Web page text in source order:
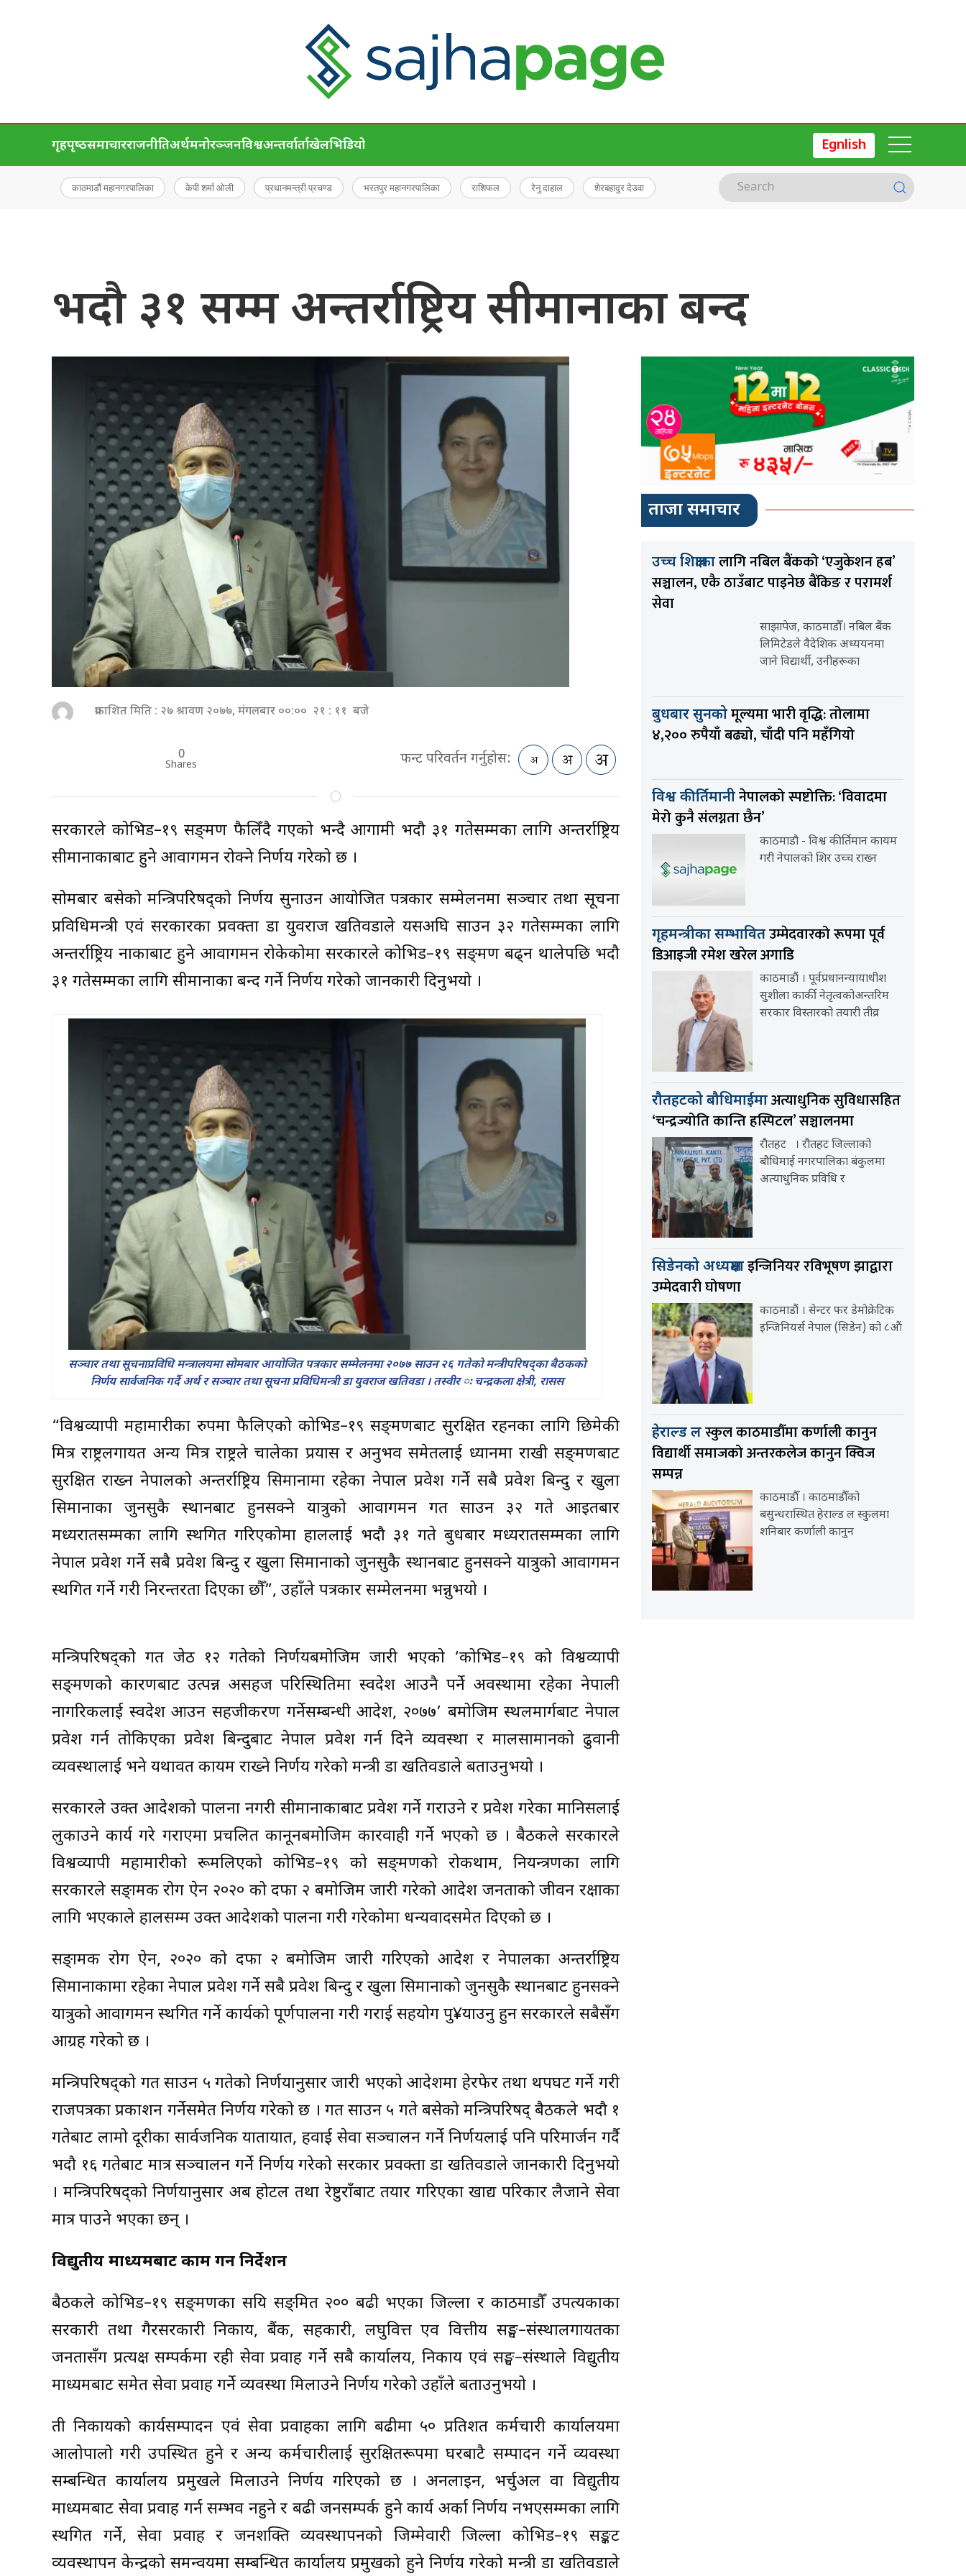
गृहपृष्‍ठसमाचारराजनीतिअर्थमनोरञ्जनविश्वअन्तर्वार्ताखेलभिडियो Egnlish
काठमाडौं महानगरपालिका केपी शर्मा ओली प्रधानमन्त्री प्रचण्ड भरतपुर महानगरपालिका राशिफल रेनु दाहाल शेरबहादुर देउवा
भदौ ३१ सम्म अन्तर्राष्ट्रिय सीमानाका बन्द
प्रकाशित मिति : २७ श्रावण २०७७, मंगलबार ००:०० २१ : ११ बजे
0
Shares फन्ट परिवर्तन गर्नुहोस:
सरकारले कोभिड–१९ सङ्क्रमण फैलिँदै गएको भन्दै आगामी भदौ ३१ गतेसम्मका लागि अन्तर्राष्ट्रिय
सीमानाकाबाट हुने आवागमन रोक्ने निर्णय गरेको छ ।
सोमबार बसेको मन्त्रिपरिषद्को निर्णय सुनाउन आयोजित पत्रकार सम्मेलनमा सञ्चार तथा सूचना
प्रविधिमन्त्री एवं सरकारका प्रवक्ता डा युवराज खतिवडाले यसअघि साउन ३२ गतेसम्मका लागि
अन्तर्राष्ट्रिय नाकाबाट हुने आवागमन रोकेकोमा सरकारले कोभिड–१९ सङ्क्रमण बढ्न थालेपछि भदौ
३१ गतेसम्मका लागि सीमानाका बन्द गर्ने निर्णय गरेको जानकारी दिनुभयो ।
सञ्चार तथा सूचनाप्रविधि मन्त्रालयमा सोमबार आयोजित पत्रकार सम्मेलनमा २०७७ साउन २६ गतेको मन्त्रीपरिषद्का बैठकको
निर्णय सार्वजनिक गर्दै अर्थ र सञ्चार तथा सूचना प्रविधिमन्त्री डा युवराज खतिवडा । तस्वीर ः चन्द्रकला क्षेत्री, रासस
“विश्वव्यापी महामारीका रुपमा फैलिएको कोभिड–१९ सङ्क्रमणबाट सुरक्षित रहनका लागि छिमेकी
मित्र राष्ट्रलगायत अन्य मित्र राष्ट्रले चालेका प्रयास र अनुभव समेतलाई ध्यानमा राखी सङ्क्रमणबाट
सुरक्षित राख्न नेपालको अन्तर्राष्ट्रिय सिमानामा रहेका नेपाल प्रवेश गर्ने सबै प्रवेश बिन्दु र खुला
सिमानाका जुनसुकै स्थानबाट हुनसक्ने यात्रुको आवागमन गत साउन ३२ गते आइतबार
मध्यरातसम्मका लागि स्थगित गरिएकोमा हाललाई भदौ ३१ गते बुधबार मध्यरातसम्मका लागि
नेपाल प्रवेश गर्ने सबै प्रवेश बिन्दु र खुला सिमानाको जुनसुकै स्थानबाट हुनसक्ने यात्रुको आवागमन
स्थगित गर्ने गरी निरन्तरता दिएका छौँ”, उहाँले पत्रकार सम्मेलनमा भन्नुभयो ।
मन्त्रिपरिषद्को गत जेठ १२ गतेको निर्णयबमोजिम जारी भएको ‘कोभिड–१९ को विश्वव्यापी
सङ्क्रमणको कारणबाट उत्पन्न असहज परिस्थितिमा स्वदेश आउनै पर्ने अवस्थामा रहेका नेपाली
नागरिकलाई स्वदेश आउन सहजीकरण गर्नेसम्बन्धी आदेश, २०७७’ बमोजिम स्थलमार्गबाट नेपाल
प्रवेश गर्न तोकिएका प्रवेश बिन्दुबाट नेपाल प्रवेश गर्न दिने व्यवस्था र मालसामानको ढुवानी
व्यवस्थालाई भने यथावत कायम राख्ने निर्णय गरेको मन्त्री डा खतिवडाले बताउनुभयो ।
सरकारले उक्त आदेशको पालना नगरी सीमानाकाबाट प्रवेश गर्ने गराउने र प्रवेश गरेका मानिसलाई
लुकाउने कार्य गरे गराएमा प्रचलित कानूनबमोजिम कारवाही गर्ने भएको छ । बैठकले सरकारले
विश्वव्यापी महामारीको रूमलिएको कोभिड–१९ को सङ्क्रमणको रोकथाम, नियन्त्रणका लागि
सरकारले सङ्क्रामक रोग ऐन २०२० को दफा २ बमोजिम जारी गरेको आदेश जनताको जीवन रक्षाका
लागि भएकाले हालसम्म उक्त आदेशको पालना गरी गरेकोमा धन्यवादसमेत दिएको छ ।
सङ्क्रामक रोग ऐन, २०२० को दफा २ बमोजिम जारी गरिएको आदेश र नेपालका अन्तर्राष्ट्रिय
सिमानाकामा रहेका नेपाल प्रवेश गर्ने सबै प्रवेश बिन्दु र खुला सिमानाको जुनसुकै स्थानबाट हुनसक्ने
यात्रुको आवागमन स्थगित गर्ने कार्यको पूर्णपालना गरी गराई सहयोग पु¥याउनु हुन सरकारले सबैसँग
आग्रह गरेको छ ।
मन्त्रिपरिषद्को गत साउन ५ गतेको निर्णयानुसार जारी भएको आदेशमा हेरफेर तथा थपघट गर्ने गरी
राजपत्रका प्रकाशन गर्नेसमेत निर्णय गरेको छ । गत साउन ५ गते बसेको मन्त्रिपरिषद् बैठकले भदौ १
गतेबाट लामो दूरीका सार्वजनिक यातायात, हवाई सेवा सञ्चालन गर्ने निर्णयलाई पनि परिमार्जन गर्दै
भदौ १६ गतेबाट मात्र सञ्चालन गर्ने निर्णय गरेको सरकार प्रवक्ता डा खतिवडाले जानकारी दिनुभयो
। मन्त्रिपरिषद्को निर्णयानुसार अब होटल तथा रेष्टुराँबाट तयार गरिएका खाद्य परिकार लैजाने सेवा
मात्र पाउने भएका छन् ।
विद्युतीय माध्यमबाट काम गर्न निर्देशन
बैठकले कोभिड–१९ सङ्क्रमणका सक्रिय सङ्क्रमित २०० बढी भएका जिल्ला र काठमाडौँ उपत्यकाका
सरकारी तथा गैरसरकारी निकाय, बैंक, सहकारी, लघुवित्त एव वित्तीय सङ्घ–संस्थालगायतका
जनतासँग प्रत्यक्ष सम्पर्कमा रही सेवा प्रवाह गर्ने सबै कार्यालय, निकाय एवं सङ्घ–संस्थाले विद्युतीय
माध्यमबाट समेत सेवा प्रवाह गर्ने व्यवस्था मिलाउने निर्णय गरेको उहाँले बताउनुभयो ।
ती निकायको कार्यसम्पादन एवं सेवा प्रवाहका लागि बढीमा ५० प्रतिशत कर्मचारी कार्यालयमा
आलोपालो गरी उपस्थित हुने र अन्य कर्मचारीलाई सुरक्षितरूपमा घरबाटै सम्पादन गर्ने व्यवस्था
सम्बन्धित कार्यालय प्रमुखले मिलाउने निर्णय गरिएको छ । अनलाइन, भर्चुअल वा विद्युतीय
माध्यमबाट सेवा प्रवाह गर्न सम्भव नहुने र बढी जनसम्पर्क हुने कार्य अर्का निर्णय नभएसम्मका लागि
स्थगित गर्ने, सेवा प्रवाह र जनशक्ति व्यवस्थापनको जिम्मेवारी जिल्ला कोभिड–१९ सङ्कट
व्यवस्थापन केन्द्रको समन्वयमा सम्बन्धित कार्यालय प्रमुखको हुने निर्णय गरेको मन्त्री डा खतिवडाले
ताजा समाचार
उच्च शिक्षाकालागि नबिल बैंकको ‘एजुकेशन हब’
सञ्चालन, एकै ठाउँबाट पाइनेछ बैंकिङ र परामर्श
सेवा
साझापेज, काठमाडौँ। नबिल बैंक
लिमिटेडले वैदेशिक अध्ययनमा
जाने विद्यार्थी, उनीहरूका
बुधबार सुनकोमूल्यमा भारी वृद्धि: तोलामा
४,२०० रुपैयाँ बढ्यो, चाँदी पनि महँगियो
विश्व कीर्तिमानीनेपालको स्पष्टोक्ति: ‘विवादमा
मेरो कुनै संलग्नता छैन’
काठमाडौ - विश्व कीर्तिमान कायम
गरी नेपालको शिर उच्च राख्न
गृहमन्त्रीका सम्भावितउम्मेदवारको रूपमा पूर्व
डिआइजी रमेश खरेल अगाडि
काठमाडौं । पूर्वप्रधानन्यायाधीश
सुशीला कार्की नेतृत्वकोअन्तरिम
सरकार विस्तारको तयारी तीव्र
रौतहटको बौधिमाईमाअत्याधुनिक सुविधासहित
‘चन्द्रज्योति कान्ति हस्पिटल’ सञ्चालनमा
रौतहट । रौतहट जिल्लाको
बौधिमाई नगरपालिका बंकुलमा
अत्याधुनिक प्रविधि र
सिडेनको अध्यक्षमाइन्जिनियर रविभूषण झाद्वारा
उम्मेदवारी घोषणा
काठमाडौं । सेन्टर फर डेमोक्रेटिक
इन्जिनियर्स नेपाल (सिडेन) को ८औं
हेराल्ड लस्कुल काठमाडौँमा कर्णाली कानुन
विद्यार्थी समाजको अन्तरकलेज कानुन क्विज
सम्पन्न
काठमाडौँ । काठमाडौँको
बसुन्धरास्थित हेराल्ड ल स्कुलमा
शनिबार कर्णाली कानुन